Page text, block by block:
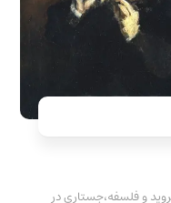
و فلسفه،جستاری در